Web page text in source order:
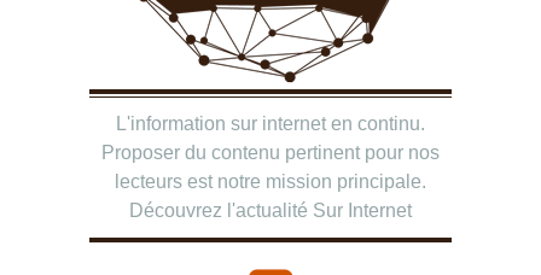
L'information sur internet en continu.
Proposer du contenu pertinent pour nos
lecteurs est notre mission principale.
Découvrez l'actualité Sur Internet